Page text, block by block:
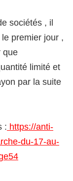
sociétés , il
premier jour ,
que
limité et
par la suite
: https://anti-
du-17-au-